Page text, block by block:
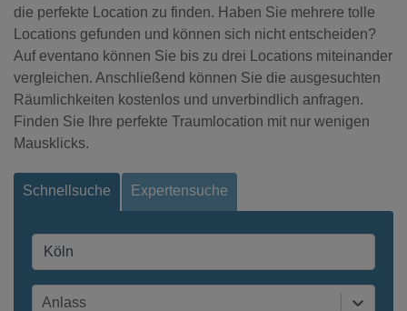
die perfekte Location zu finden. Haben Sie mehrere tolle
Locations gefunden und können sich nicht entscheiden?
Auf eventano können Sie bis zu drei Locations miteinander
vergleichen. Anschließend können Sie die ausgesuchten
Räumlichkeiten kostenlos und unverbindlich anfragen.
Finden Sie Ihre perfekte Traumlocation mit nur wenigen
Mausklicks.
Schnellsuche Expertensuche
Anlass